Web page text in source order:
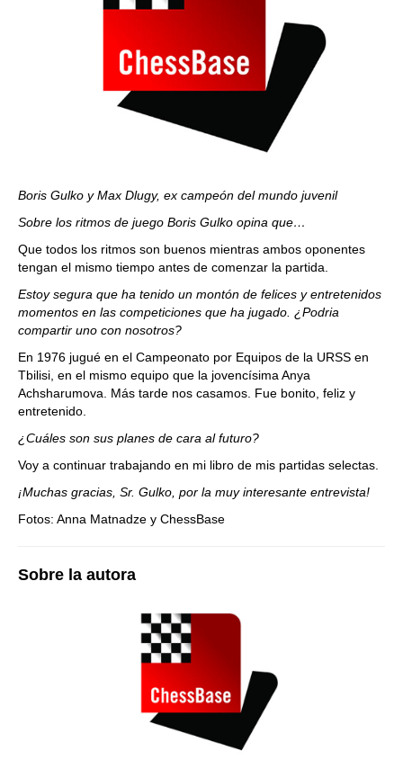
Boris Gulko y Max Dlugy, ex campeón del mundo juvenil
Sobre los ritmos de juego Boris Gulko opina que…
Que todos los ritmos son buenos mientras ambos oponentes
tengan el mismo tiempo antes de comenzar la partida.
Estoy segura que ha tenido un montón de felices y entretenidos
momentos en las competiciones que ha jugado. ¿Podria
compartir uno con nosotros?
En 1976 jugué en el Campeonato por Equipos de la URSS en
Tbilisi, en el mismo equipo que la jovencísima Anya
Achsharumova. Más tarde nos casamos. Fue bonito, feliz y
entretenido.
¿Cuáles son sus planes de cara al futuro?
Voy a continuar trabajando en mi libro de mis partidas selectas.
¡Muchas gracias, Sr. Gulko, por la muy interesante entrevista!
Fotos: Anna Matnadze y ChessBase
Sobre la autora